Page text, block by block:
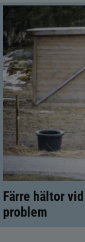
Färre hältor
problem